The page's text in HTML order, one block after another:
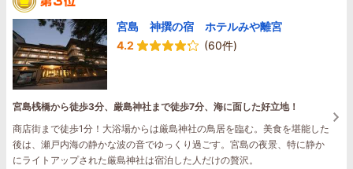
宮島 神撰の宿 ホテルみや離宮
4.2
(60件)
宮島桟橋から徒歩3分、厳島神社まで徒歩7分、海に面した好立地！
商店街まで徒歩1分！大浴場からは厳島神社の鳥居を臨む。美食を堪能した
後は、瀬戸内海の静かな波の音でゆっくり過ごす。宮島の夜景、特に静か
にライトアップされた厳島神社は宿泊した人だけの贅沢。